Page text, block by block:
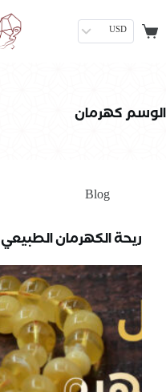
USD
الوسمكهرمان
Blog
ريحة الكهرمان الطبيعي